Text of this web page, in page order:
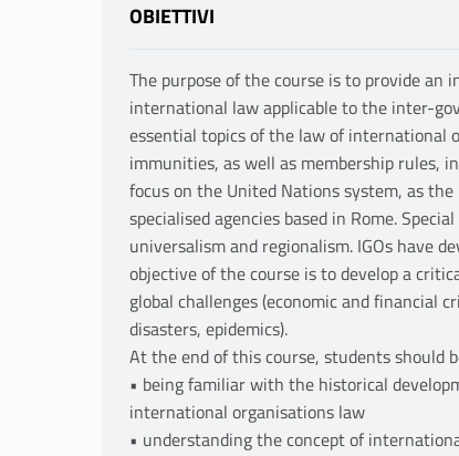
OBIETTIVI
The purpose of the course is to provide
international law applicable to the inter-
essential topics of the law of international
immunities, as well as membership rules,
focus on the United Nations system, as
specialised agencies based in Rome.
universalism and regionalism. IGOs have
objective of the course is to develop a
global challenges (economic and financial
disasters, epidemics).
At the end of this course, students should
• being familiar with the historical
international organisations law
• understanding the concept of